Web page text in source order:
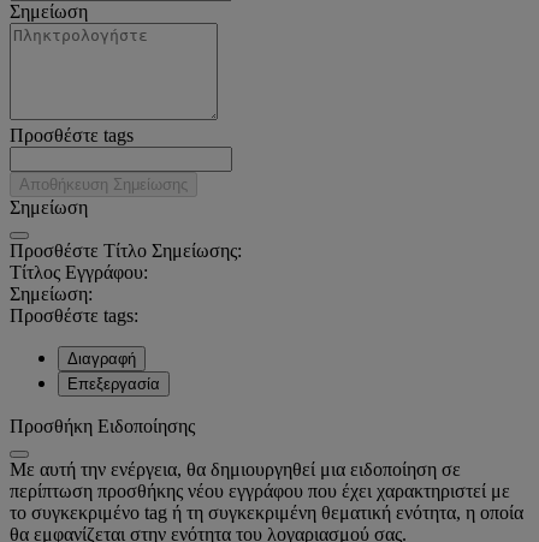
Σημείωση
Προσθέστε tags
Αποθήκευση Σημείωσης
Σημείωση
Προσθέστε Τίτλο Σημείωσης:
Τίτλος Εγγράφου:
Σημείωση:
Προσθέστε tags:
Διαγραφή
Επεξεργασία
Προσθήκη Ειδοποίησης
Με αυτή την ενέργεια, θα δημιουργηθεί μια ειδοποίηση σε
περίπτωση προσθήκης νέου εγγράφου που έχει χαρακτηριστεί με
το συγκεκριμένο tag ή τη συγκεκριμένη θεματική ενότητα, η οποία
θα εμφανίζεται στην ενότητα του λογαριασμού σας.